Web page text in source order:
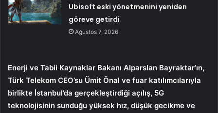
Ubisoft eski yönetmenini yeniden
göreve getirdi
Ağustos 7, 2026
Enerji ve Tabii Kaynaklar Bakanı Alparslan Bayraktar’ın,
Türk Telekom CEO’su Ümit Önal ve fuar katılımcılarıyla
birlikte İstanbul’da gerçekleştirdiği açılış, 5G
teknolojisinin sunduğu yüksek hız, düşük gecikme ve